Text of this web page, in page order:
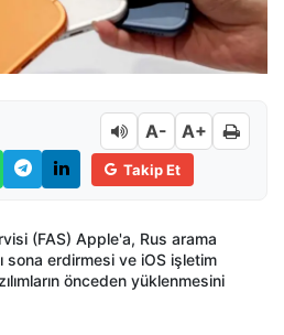
A- A+
Takip Et
(FAS) Apple'a, Rus arama
sona erdirmesi ve iOS işletim
önceden yüklenmesini